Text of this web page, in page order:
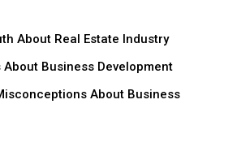
About Real Estate Industry
About Business Development
About Business